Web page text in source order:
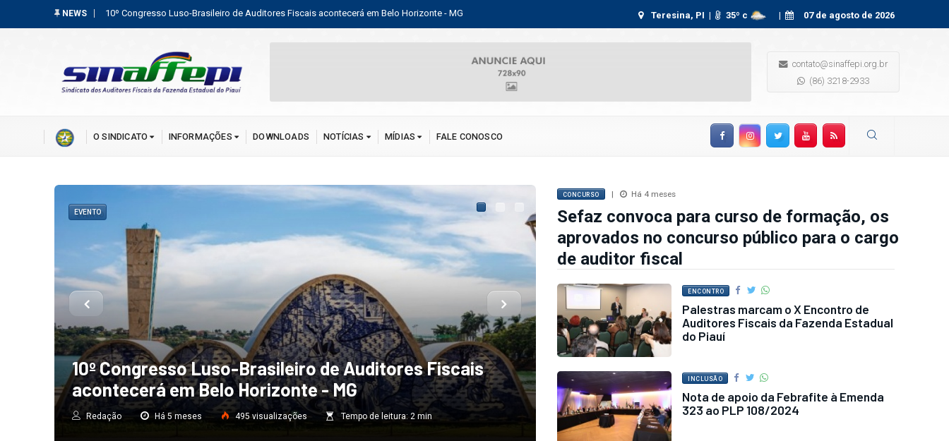
NEWS Sefaz convoca para curso de formação, os aprovados no concurso público para o cargo de auditor fiscal Auditor piauiense Caetano Mello é reeleito diretor jurídico da FEBRAFITE
Teresina, PI | 35º c | 07 de agosto de 2026
contato@sinaffepi.org.br
(86) 3218-2933
O SINDICATO INFORMAÇÕES DOWNLOADS NOTÍCIAS MÍDIAS FALE CONOSCO FacebookInstagram
Twitter YouTubeRSS Feed
CONCURSO
Sefaz convoca para curso de formação, os aprovados
no concurso público para o cargo de auditor fiscal
Redação Há 4 meses 627 visualizações Tempo de leitura: 5 min
NACIONAL
Auditor piauiense Caetano Mello é reeleito
jurídico da FEBRAFITE
Redação Há 5 meses 571 visualizações
CONCURSO | Há 4 meses
Sefaz convoca para curso de formação, os
aprovados no concurso público para o cargo
de auditor fiscal
ENCONTRO
Palestras marcam o X Encontro de
Auditores Fiscais da Fazenda Estadual
do Piauí
INCLUSÃO
Nota de apoio da Febrafite à Emenda
323 ao PLP 108/2024